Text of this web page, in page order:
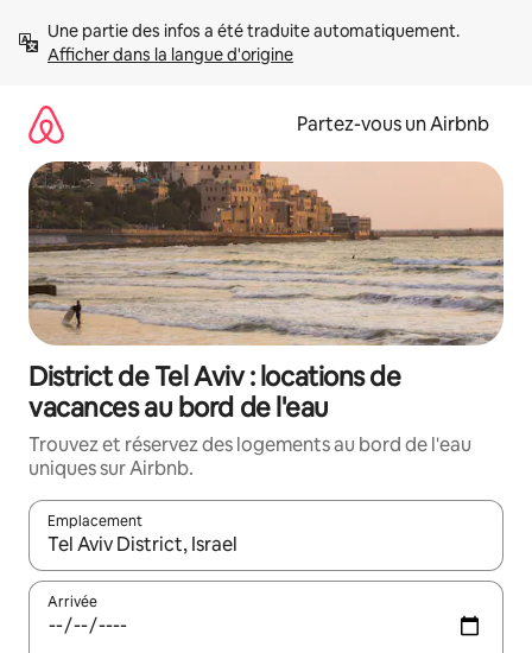
directement
Afficher dans la langue d'origine
Partez-vous un Airbnb
District de Tel Aviv : locations de
vacances au bord de l'eau
Trouvez et réservez des logements au bord de l'eau
uniques sur Airbnb.
Emplacement
Quand les résultats sont affichés, parcourez-les en utilisant
Arrivée